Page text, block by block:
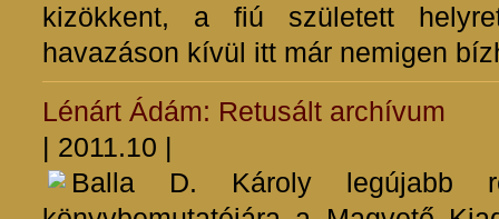
kizökkent, a fiú született
havazáson kívül itt már nemigen
Lénárt Ádám: Retusált archívum
| 2011.10 |
Balla D. Károly legújabb